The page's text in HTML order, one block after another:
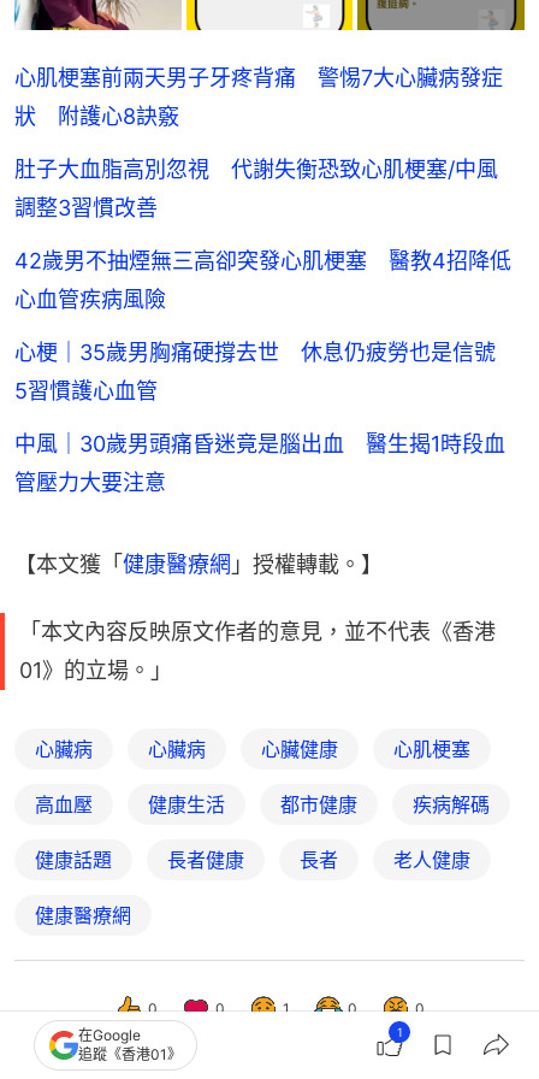
心肌梗塞前兩天男子牙疼背痛 警惕7大心臟病發症
狀 附護心8訣竅
肚子大血脂高別忽視 代謝失衡恐致心肌梗塞/中風
調整3習慣改善
42歲男不抽煙無三高卻突發心肌梗塞 醫教4招降低
心血管疾病風險
心梗｜35歲男胸痛硬撐去世 休息仍疲勞也是信號
5習慣護心血管
中風｜30歲男頭痛昏迷竟是腦出血 醫生揭1時段血
管壓力大要注意
【本文獲「健康醫療網 」授權轉載。】
「本文內容反映原文作者的意見，並不代表《香港
01》的立場。」
心臟病 心臟病 心臟健康 心肌梗塞
高血壓 健康生活 都市健康 疾病解碼
健康話題 長者健康 長者 老人健康
健康醫療網
0 0 1 0
0
在Google
追蹤《香港01》
1